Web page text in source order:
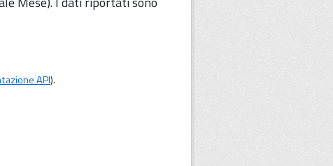
API).